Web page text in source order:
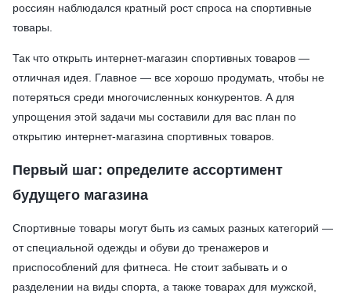
россиян наблюдался кратный рост спроса на спортивные
товары.
Так что открыть интернет-магазин спортивных товаров —
отличная идея. Главное — все хорошо продумать, чтобы не
потеряться среди многочисленных конкурентов. А для
упрощения этой задачи мы составили для вас план по
открытию интернет-магазина спортивных товаров.
Первый шаг: определите ассортимент
будущего магазина
Спортивные товары могут быть из самых разных категорий —
от специальной одежды и обуви до тренажеров и
приспособлений для фитнеса. Не стоит забывать и о
разделении на виды спорта, а также товарах для мужской,